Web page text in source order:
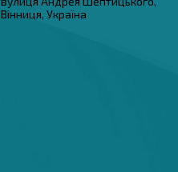
Вінниця, Україна